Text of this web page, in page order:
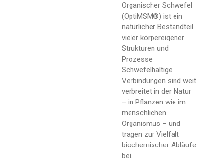
Organischer Schwefel
(OptiMSM®) ist ein
natürlicher Bestandteil
vieler körpereigener
Strukturen und
Prozesse.
Schwefelhaltige
Verbindungen sind weit
verbreitet in der Natur
– in Pflanzen wie im
menschlichen
Organismus – und
tragen zur Vielfalt
biochemischer Abläufe
bei.